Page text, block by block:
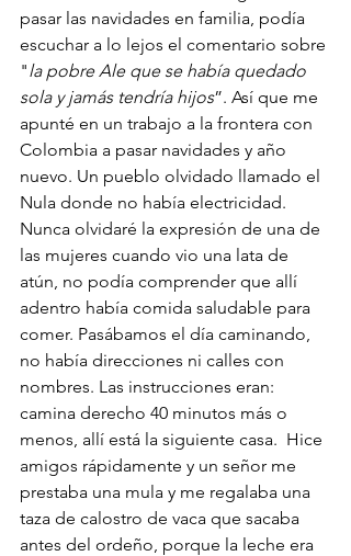
pasar las navidades en familia, podía
escuchar a lo lejos el comentario sobre
"la pobre Ale que se había quedado
sola y jamás tendría hijos”. Así que me
apunté en un trabajo a la frontera con
Colombia a pasar navidades y año
nuevo. Un pueblo olvidado llamado el
Nula donde no había electricidad.
Nunca olvidaré la expresión de una de
las mujeres cuando vio una lata de
atún, no podía comprender que allí
adentro había comida saludable para
comer. Pasábamos el día caminando,
no había direcciones ni calles con
nombres. Las instrucciones eran:
camina derecho 40 minutos más o
menos, allí está la siguiente casa.  Hice
amigos rápidamente y un señor me
prestaba una mula y me regalaba una
taza de calostro de vaca que sacaba
antes del ordeño, porque la leche era